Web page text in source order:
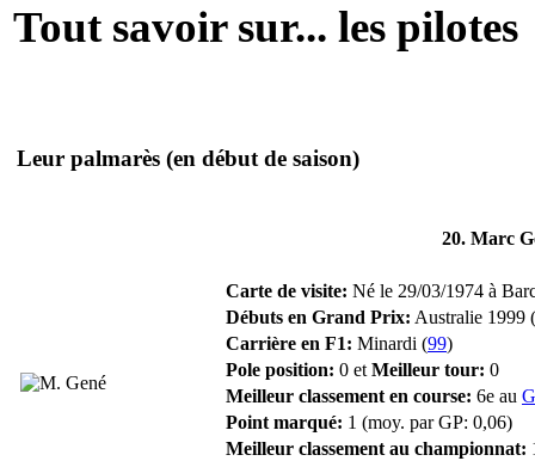
Tout savoir sur... les pilotes
Leur palmarès (en début de saison)
20. Marc
Carte de visite: Né le 29/03/1974 à
Débuts en Grand Prix: Australie 1999
Carrière en F1: Minardi (99)
Pole position: 0 et Meilleur tour: 0
Meilleur classement en course: 6e au
Point marqué: 1 (moy. par GP: 0,06)
Meilleur classement au championnat: